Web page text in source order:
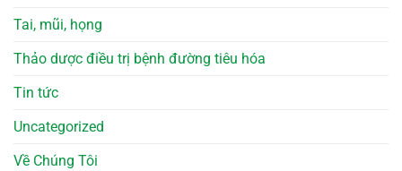
Tai, mũi, họng
Thảo dược điều trị bệnh đường tiêu hóa
Tin tức
Uncategorized
Về Chúng Tôi